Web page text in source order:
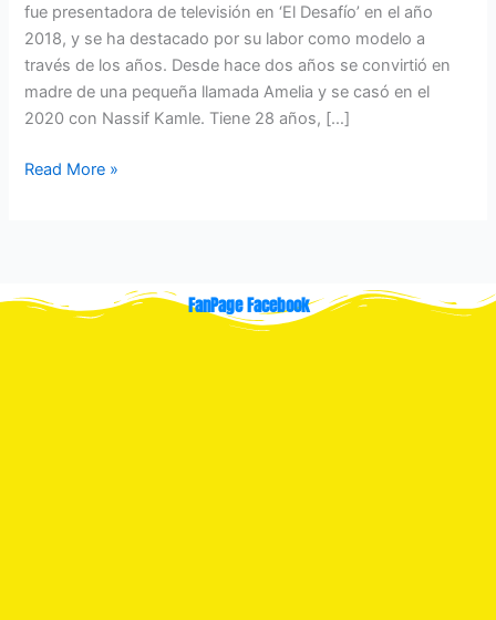
fue presentadora de televisión en ‘El Desafío’ en el año
2018, y se ha destacado por su labor como modelo a
través de los años. Desde hace dos años se convirtió en
madre de una pequeña llamada Amelia y se casó en el
2020 con Nassif Kamle. Tiene 28 años, […]
Read More »
FanPage Facebook